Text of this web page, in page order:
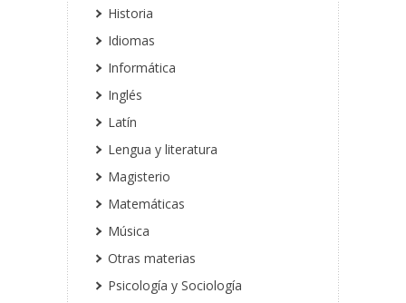
Historia
Idiomas
Informática
Inglés
Latín
Lengua y literatura
Magisterio
Matemáticas
Música
Otras materias
Psicología y Sociología